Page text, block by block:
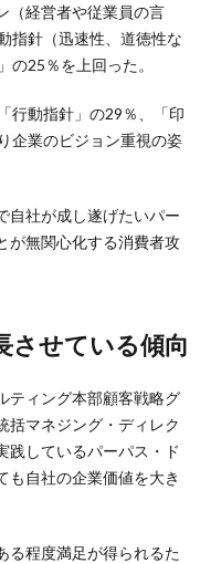
（経営者や従業員の言
指針（迅速性、道徳性な
の25％を上回った。
行動指針」の29％、「印
企業のビジョン重視の姿
自社が成し遂げたいパー
が無関心化する消費者攻
させている傾向
ティング本部顧客戦略グ
括マネジング・ディレク
践しているパーパス・ド
も自社の企業価値を大き
る程度満足が得られるた